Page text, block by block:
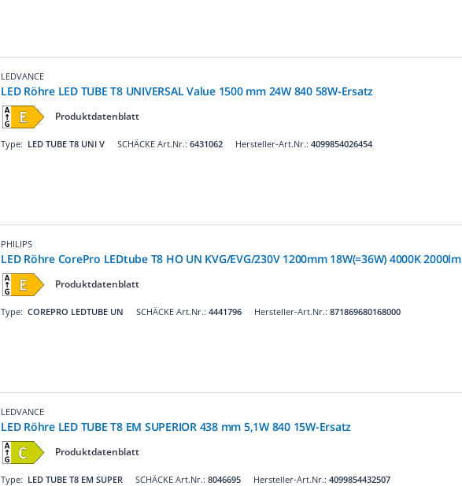
LEDVANCE
LED Röhre LED TUBE T8 UNIVERSAL Value 1500 mm 24W 840 58W-Ersatz
Produktdatenblatt
SCHÄCKE Art.Nr.: 6431062
Type: LED TUBE T8 UNI V Hersteller-Art.Nr.: 4099854026454
PHILIPS
LED Röhre CorePro LEDtube T8 HO UN KVG/EVG/230V 1200mm 18W(=36W) 4000K 2000lm
Produktdatenblatt
SCHÄCKE Art.Nr.: 4441796
Type: COREPRO LEDTUBE UN Hersteller-Art.Nr.: 871869680168000
LEDVANCE
LED Röhre LED TUBE T8 EM SUPERIOR 438 mm 5,1W 840 15W-Ersatz
Produktdatenblatt
SCHÄCKE Art.Nr.: 8046695
Type: LED TUBE T8 EM SUPER Hersteller-Art.Nr.: 4099854432507